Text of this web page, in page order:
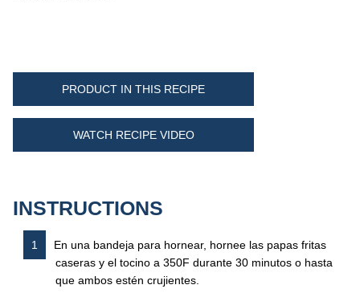
PRODUCT IN THIS RECIPE
WATCH RECIPE VIDEO
INSTRUCTIONS
En una bandeja para hornear, hornee las papas fritas
caseras y el tocino a 350F durante 30 minutos o hasta
que ambos estén crujientes.